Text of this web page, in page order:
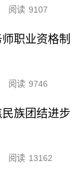
阅读 9107
职业资格制
阅读 9746
族团结进步
阅读 13162